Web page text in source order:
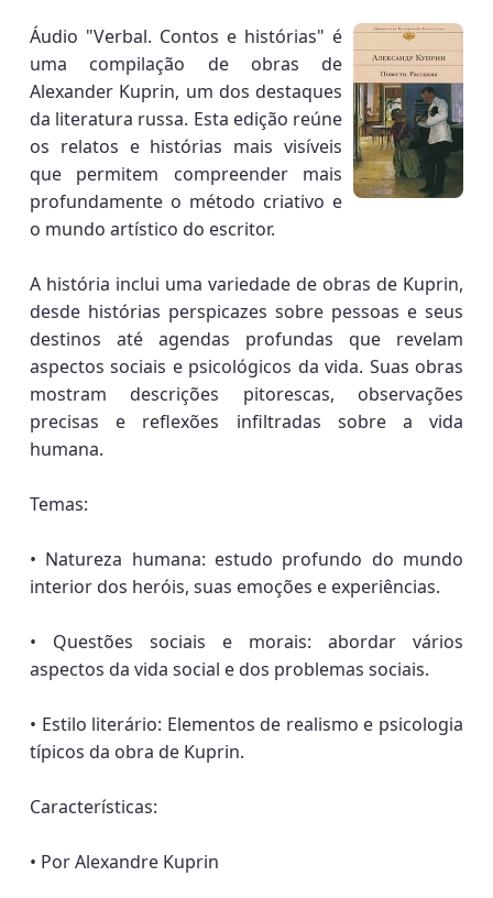
Áudio "Verbal. Contos e histórias" é
uma compilação de obras de
Alexander Kuprin, um dos destaques
da literatura russa. Esta edição reúne
os relatos e histórias mais visíveis
que permitem compreender mais
profundamente o método criativo e
o mundo artístico do escritor.
A história inclui uma variedade de obras de Kuprin,
desde histórias perspicazes sobre pessoas e seus
destinos até agendas profundas que revelam
aspectos sociais e psicológicos da vida. Suas obras
mostram descrições pitorescas, observações
precisas e reflexões infiltradas sobre a vida
humana.
Temas:
• Natureza humana: estudo profundo do mundo
interior dos heróis, suas emoções e experiências.
• Questões sociais e morais: abordar vários
aspectos da vida social e dos problemas sociais.
• Estilo literário: Elementos de realismo e psicologia
típicos da obra de Kuprin.
Características:
• Por Alexandre Kuprin